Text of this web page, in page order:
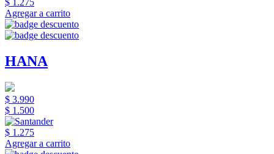
Agregar a carrito
HANA
$ 3.990
$ 1.500
$ 1.275
Agregar a carrito